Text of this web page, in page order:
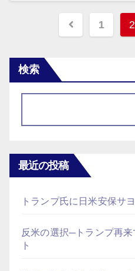
投
の
ペ
ー
送
り
1 2
検索
最近の投稿
トランプ氏に日米安保サ
反米の選択─トランプ再来
ト